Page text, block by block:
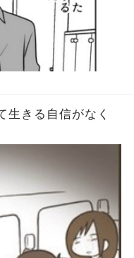
生きる自信がなく